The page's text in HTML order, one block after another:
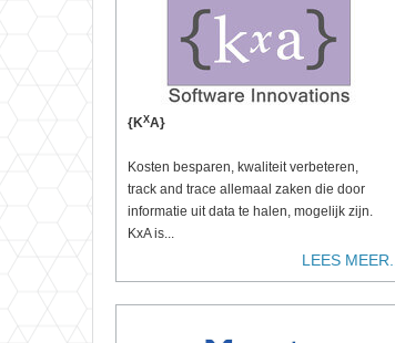
{KXA}
Kosten besparen, kwaliteit verbeteren,
track and trace allemaal zaken die door
informatie uit data te halen, mogelijk zijn.
KxA is...
LEES MEER...